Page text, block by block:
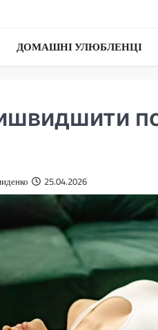
ДОМАШНІ УЛЮБЛЕНЦІ
25.04.2026